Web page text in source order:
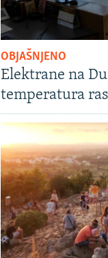
OBJAŠNJENO
Elektrane na
temperatura